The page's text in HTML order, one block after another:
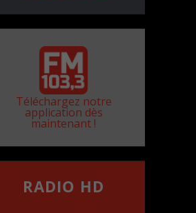
Téléchargez notre
application dès
maintenant !
RADIO HD